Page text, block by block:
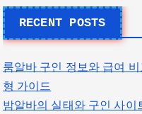
RECENT POSTS
룸알바 구인 정보와 급여
형 가이드
밤알바의 실태와 구인 사